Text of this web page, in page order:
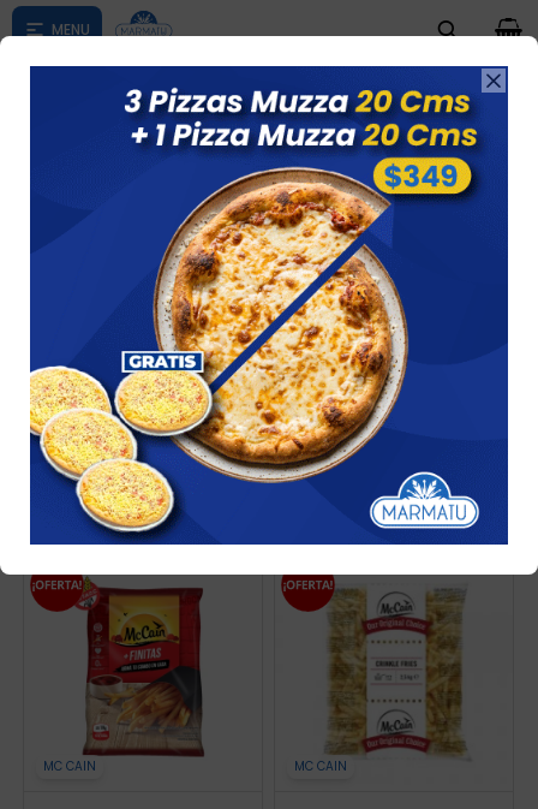

según su zona
0

BASTONES EN OFERTA
Ver 2 artículos
Recomendados
Filtrando por: Papas Quitar filtros
MC CAIN MC CAIN